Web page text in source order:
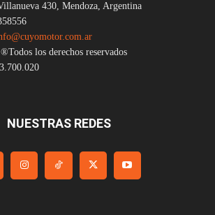
430, Mendoza, Argentina
los derechos reservados
NUESTRAS REDES